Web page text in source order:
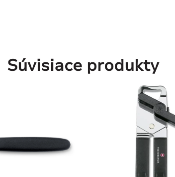
Súvisiace produkty